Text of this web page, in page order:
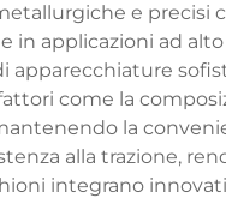
e precisi
applicazioni ad
come la
la
alla trazione,
integrano